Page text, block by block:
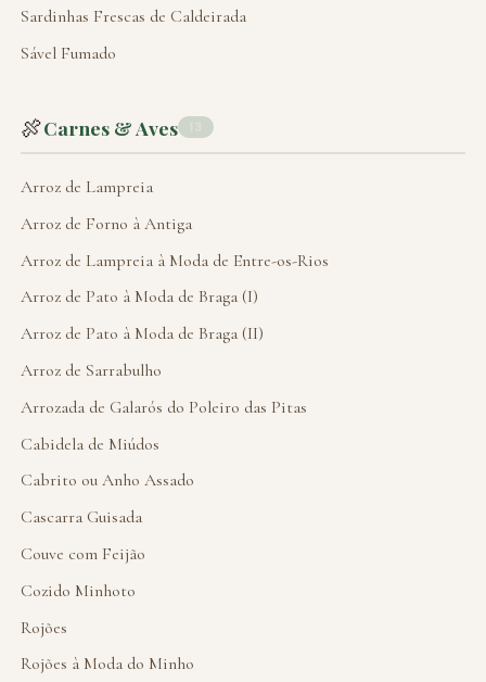
Sardinhas Frescas de Caldeirada
Sável Fumado
🍖Carnes & Aves
Arroz de Lampreia
Arroz de Forno à Antiga
Arroz de Lampreia à Moda de Entre-os-Rios
Arroz de Pato à Moda de Braga (I)
Arroz de Pato à Moda de Braga (II)
Arroz de Sarrabulho
Arrozada de Galarós do Poleiro das Pitas
Cabidela de Miúdos
Cabrito ou Anho Assado
Cascarra Guisada
Couve com Feijão
Cozido Minhoto
Rojões
Rojões à Moda do Minho